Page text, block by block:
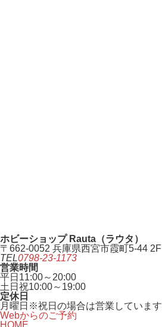
ホビーショップ Rauta（ラウタ）
〒662-0052 兵庫県西宮市霞町5-44 2F
TEL0798-23-1173
営業時間
平日 11:00～20:00
土日祝10:00～19:00
定休日
月曜日 ※祝日の場合は営業しています
Webからのご予約